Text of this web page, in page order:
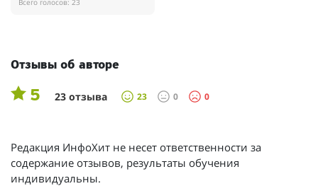
Отзывы об авторе
5 23 отзыва 23 0 0
Редакция ИнфоХит не несет ответственности за
содержание отзывов, результаты обучения
индивидуальны.